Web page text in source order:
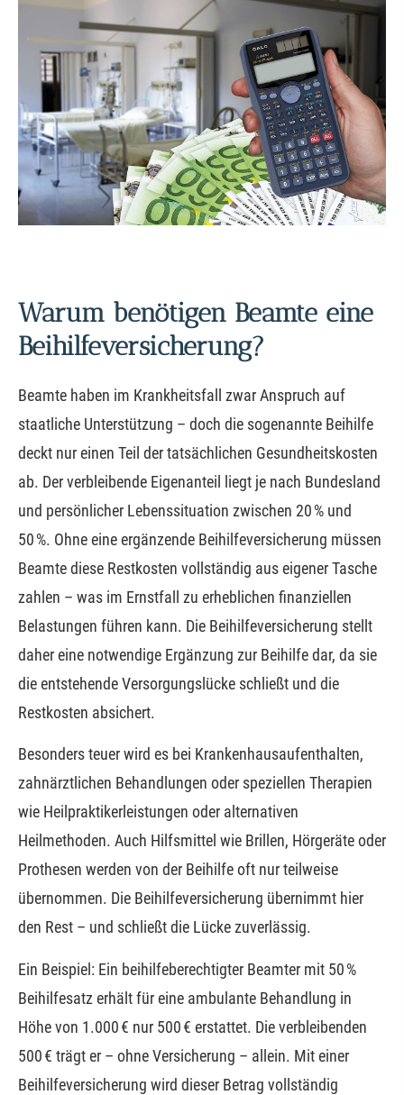
Warum benötigen Beamte eine
Beihilfeversicherung?
Beamte haben im Krankheitsfall zwar Anspruch auf
staatliche Unterstützung – doch die sogenannte Beihilfe
deckt nur einen Teil der tatsächlichen Gesundheitskosten
ab. Der verbleibende Eigenanteil liegt je nach Bundesland
und persönlicher Lebenssituation zwischen 20 % und
50 %. Ohne eine ergänzende Beihilfeversicherung müssen
Beamte diese Restkosten vollständig aus eigener Tasche
zahlen – was im Ernstfall zu erheblichen finanziellen
Belastungen führen kann. Die Beihilfeversicherung stellt
daher eine notwendige Ergänzung zur Beihilfe dar, da sie
die entstehende Versorgungslücke schließt und die
Restkosten absichert.
Besonders teuer wird es bei Krankenhausaufenthalten,
zahnärztlichen Behandlungen oder speziellen Therapien
wie Heilpraktikerleistungen oder alternativen
Heilmethoden. Auch Hilfsmittel wie Brillen, Hörgeräte oder
Prothesen werden von der Beihilfe oft nur teilweise
übernommen. Die Beihilfeversicherung übernimmt hier
den Rest – und schließt die Lücke zuverlässig.
Ein Beispiel: Ein beihilfeberechtigter Beamter mit 50 %
Beihilfesatz erhält für eine ambulante Behandlung in
Höhe von 1.000 € nur 500 € erstattet. Die verbleibenden
500 € trägt er – ohne Versicherung – allein. Mit einer
Beihilfeversicherung wird dieser Betrag vollständig